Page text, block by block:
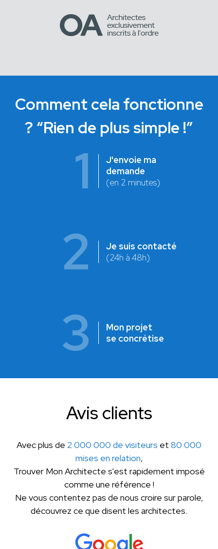
Comment cela fonctionne
? “Rien de plus simple !”
1
J'envoie ma
demande
(en 2 minutes)
2
Je suis contacté
(24h à 48h)
3
Mon projet
se concrétise
Avis clients
Avec plus de 2 000 000 de visiteurs et 80 000
mises en relation,
Trouver Mon Architecte s'est rapidement imposé
comme une référence !
Ne vous contentez pas de nous croire sur parole,
découvrez ce que disent les architectes.